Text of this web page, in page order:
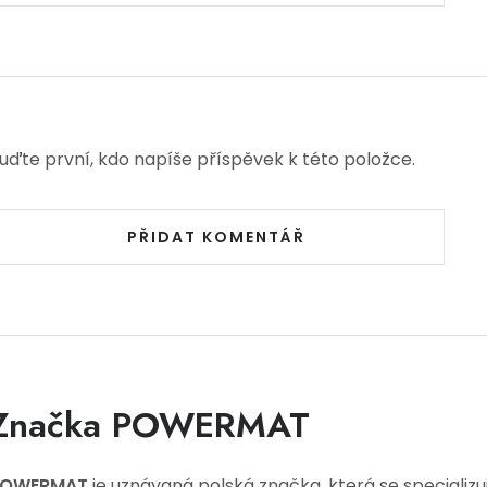
první, kdo napíše příspěvek k této položce.
PŘIDAT KOMENTÁŘ
POWERMAT